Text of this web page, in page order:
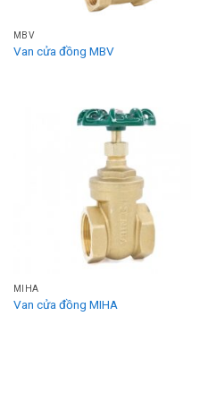
MBV
Van cửa đồng MBV
MIHA
Van cửa đồng MIHA